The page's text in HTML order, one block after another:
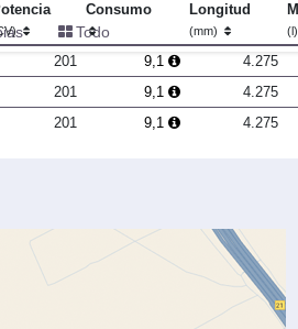
Todo
Consumo Longitud
(mm) (l)
201 9,1 4.275
201 9,1 4.275
201 9,1 4.275